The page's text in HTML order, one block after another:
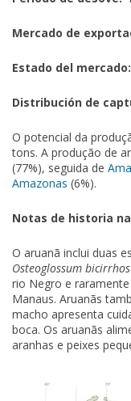
Mercado de
Estado del mercado:
Distribución de
O potencial da
tons. A produção de
(77%), seguida de
Amazonas (6%).
Notas de historia
O aruanã inclui duas
Osteoglossum
rio Negro e
Manaus. Aruanãs
macho apresenta
boca. Os aruanãs
aranhas e peixes